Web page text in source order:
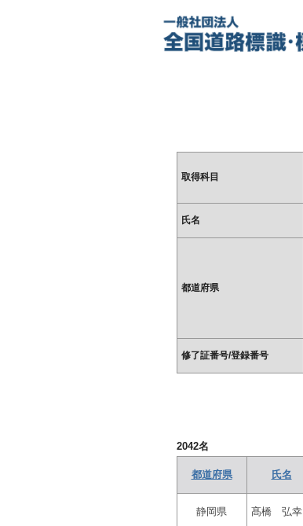
取得科目
氏名
都道府県
修了証番号/登録番号
2042名
都道府県 氏名
静岡県 髙橋 弘幸